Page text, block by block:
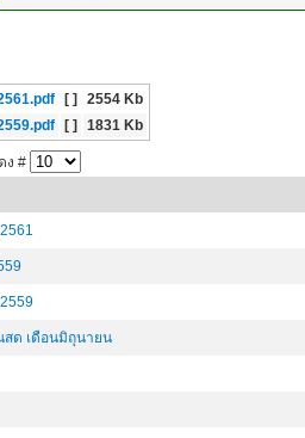
[ ]
2554 Kb
[ ] 1831 Kb
ง #
สด เดือนมิถุนายน